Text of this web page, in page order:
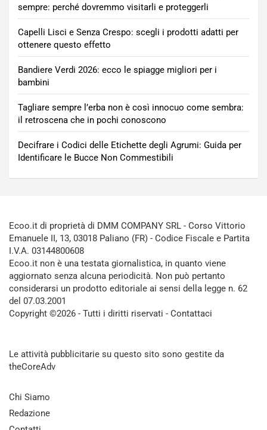
sempre: perché dovremmo visitarli e proteggerli
Capelli Lisci e Senza Crespo: scegli i prodotti adatti per
ottenere questo effetto
Bandiere Verdi 2026: ecco le spiagge migliori per i
bambini
Tagliare sempre l’erba non è così innocuo come sembra:
il retroscena che in pochi conoscono
Decifrare i Codici delle Etichette degli Agrumi: Guida per
Identificare le Bucce Non Commestibili
Ecoo.it di proprietà di DMM COMPANY SRL - Corso Vittorio
Emanuele II, 13, 03018 Paliano (FR) - Codice Fiscale e Partita
I.V.A. 03144800608
Ecoo.it non è una testata giornalistica, in quanto viene
aggiornato senza alcuna periodicità. Non può pertanto
considerarsi un prodotto editoriale ai sensi della legge n. 62
del 07.03.2001
Copyright ©2026 - Tutti i diritti riservati - Contattaci
Le attività pubblicitarie su questo sito sono gestite da
theCoreAdv
Chi Siamo
Redazione